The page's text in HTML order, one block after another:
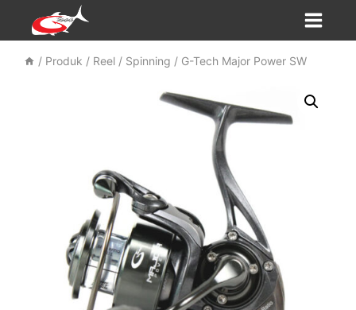
/ Produk / Reel / Spinning / G-Tech Major Power SW